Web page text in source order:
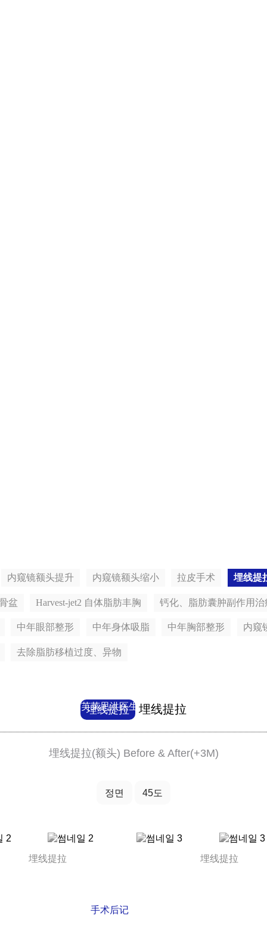
芙莱思洪医生
手术后记
内窥镜额头提升 内窥镜额头缩小 拉皮手术 埋线提
盆 Harvest-jet2 自体脂肪丰胸 钙化、脂肪囊肿副作用治
中年眼部整形 中年身体吸脂 中年胸部整形 内窥
去除脂肪移植过度、异物
埋线提拉 埋线提拉
埋线提拉(额头) Before & After(+3M)
정면 45도
埋线提拉 埋线提拉